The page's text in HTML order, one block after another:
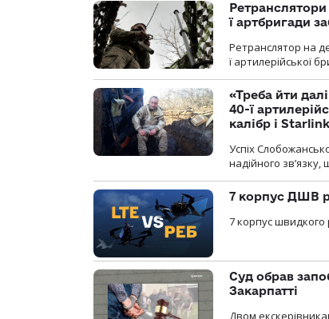
Ретранслятори
ї артбригади
Ретранслятор на
ї артилерійської
«Треба йти
40-ї
калібр і Starlink
Успіх
надійного
7 корпус ДШВ
7 корпус швидкого
Суд обрав
Закарпатті
Двом